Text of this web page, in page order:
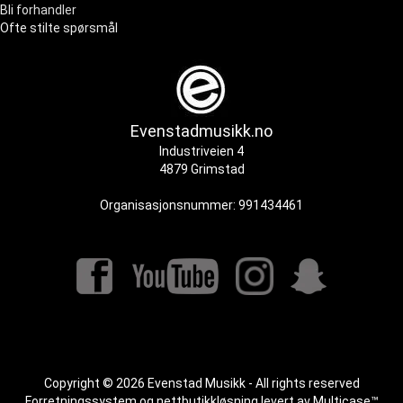
Bli forhandler
Ofte stilte spørsmål
Evenstadmusikk.no
Industriveien 4
4879 Grimstad
Organisasjonsnummer: 991434461
Copyright © 2026 Evenstad Musikk - All rights reserved